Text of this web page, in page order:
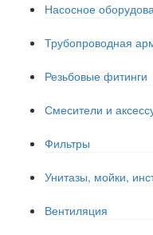
Насосное
Трубопроводная
Резьбовые фитинги
Смесители и
Фильтры
Унитазы, мойки,
Вентиляция